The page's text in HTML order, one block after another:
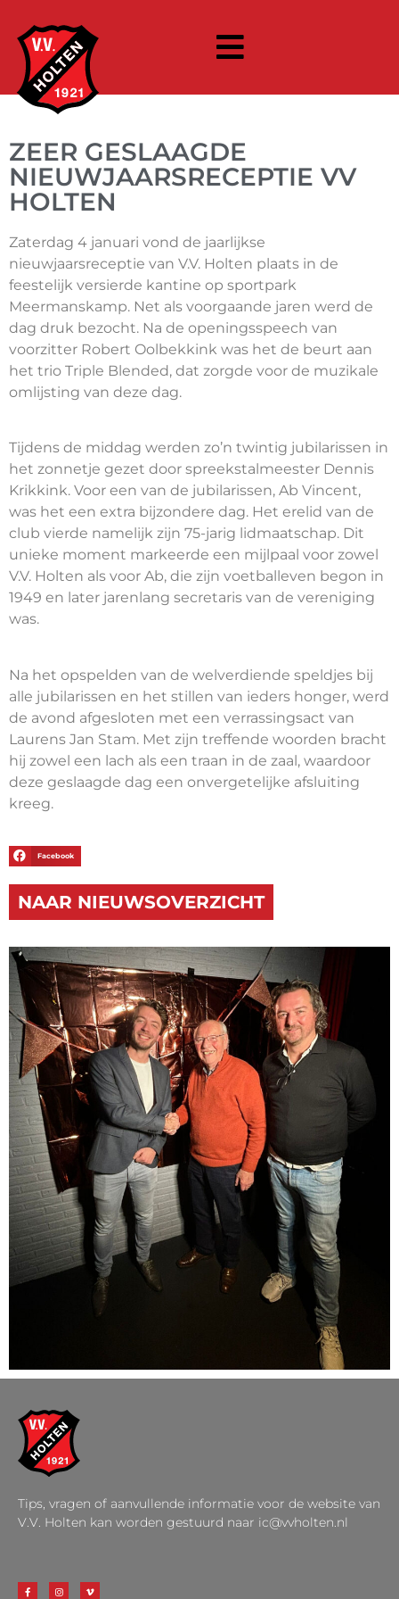
ZEER GESLAAGDE
NIEUWJAARSRECEPTIE VV
HOLTEN
Zaterdag 4 januari vond de jaarlijkse
nieuwjaarsreceptie van V.V. Holten plaats in de
feestelijk versierde kantine op sportpark
Meermanskamp. Net als voorgaande jaren werd de
dag druk bezocht. Na de openingsspeech van
voorzitter Robert Oolbekkink was het de beurt aan
het trio Triple Blended, dat zorgde voor de muzikale
omlijsting van deze dag.
Tijdens de middag werden zo’n twintig jubilarissen in
het zonnetje gezet door spreekstalmeester Dennis
Krikkink. Voor een van de jubilarissen, Ab Vincent,
was het een extra bijzondere dag. Het erelid van de
club vierde namelijk zijn 75-jarig lidmaatschap. Dit
unieke moment markeerde een mijlpaal voor zowel
V.V. Holten als voor Ab, die zijn voetballeven begon in
1949 en later jarenlang secretaris van de vereniging
was.
Na het opspelden van de welverdiende speldjes bij
alle jubilarissen en het stillen van ieders honger, werd
de avond afgesloten met een verrassingsact van
Laurens Jan Stam. Met zijn treffende woorden bracht
hij zowel een lach als een traan in de zaal, waardoor
deze geslaagde dag een onvergetelijke afsluiting
kreeg.
Facebook
NAAR NIEUWSOVERZICHT
Tips, vragen of aanvullende informatie voor de website van
V.V. Holten kan worden gestuurd naar ic@vvholten.nl